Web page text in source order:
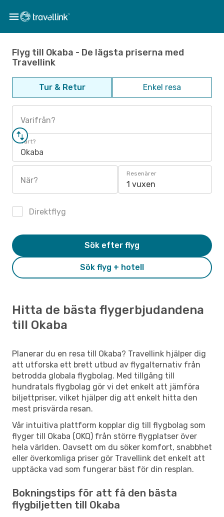
Flyg till Okaba - De lägsta priserna med
Travellink
Tur & Retur Enkel resa
Varifrån?
Vart?
Okaba
När?
Resenärer
1 vuxen
Direktflyg
Sök flyg + hotell
Sök efter flyg
Hitta de bästa flygerbjudandena
till Okaba
Planerar du en resa till Okaba? Travellink hjälper dig
att utforska ett brett utbud av flygalternativ från
betrodda globala flygbolag. Med tillgång till
hundratals flygbolag gör vi det enkelt att jämföra
biljettpriser, vilket hjälper dig att enkelt hitta den
mest prisvärda resan.
Vår intuitiva plattform kopplar dig till flygbolag som
flyger till Okaba (OKQ) från större flygplatser över
hela världen. Oavsett om du söker komfort, snabbhet
eller överkomliga priser gör Travellink det enkelt att
upptäcka vad som fungerar bäst för din resplan.
Bokningstips för att få den bästa
flygbiljetten till Okaba